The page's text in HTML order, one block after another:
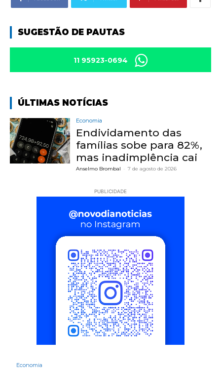
SUGESTÃO DE PAUTAS
11 95923-0694
ÚLTIMAS NOTÍCIAS
Economia
Endividamento das
famílias sobe para 82%,
mas inadimplência cai
Anselmo Brombal - 7 de agosto de 2026
PUBLICIDADE
Economia